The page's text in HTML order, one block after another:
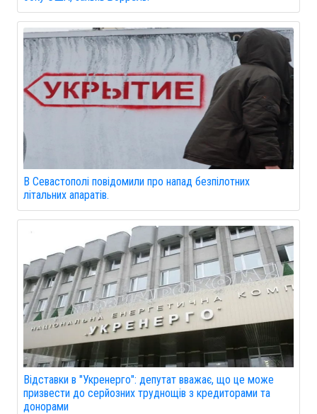
В Севастополі повідомили про напад безпілотних
літальних апаратів.
Відставки в "Укренерго": депутат вважає, що це може
призвести до серйозних труднощів з кредиторами та
донорами